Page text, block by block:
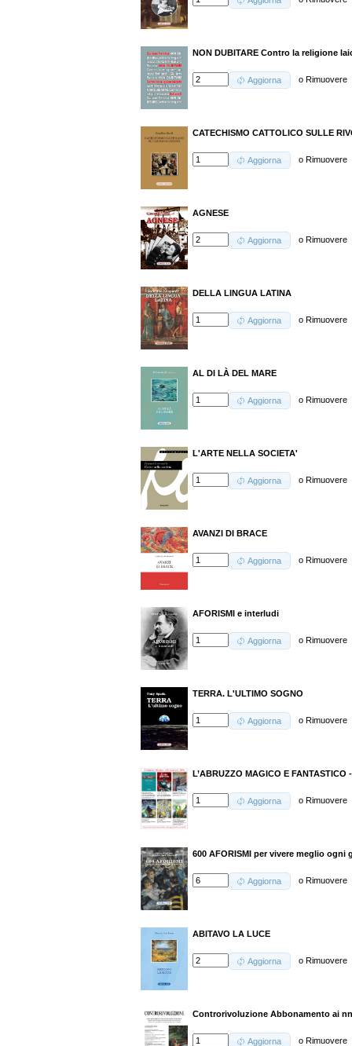
NON DUBITARE Contro la religione
Aggiorna oRimuovere
CATECHISMO CATTOLICO SULLE
Aggiorna oRimuovere
AGNESE
Aggiorna oRimuovere
DELLA LINGUA LATINA
Aggiorna oRimuovere
AL DI LÀ DEL MARE
Aggiorna oRimuovere
L'ARTE NELLA SOCIETA'
Aggiorna oRimuovere
AVANZI DI BRACE
Aggiorna oRimuovere
AFORISMI e interludi
Aggiorna oRimuovere
TERRA. L'ULTIMO SOGNO
Aggiorna oRimuovere
L’ABRUZZO MAGICO E FANTASTICO
Aggiorna oRimuovere
600 AFORISMI per vivere meglio ogni
Aggiorna oRimuovere
ABITAVO LA LUCE
Aggiorna oRimuovere
Controrivoluzione Abbonamento ai
Aggiorna oRimuovere